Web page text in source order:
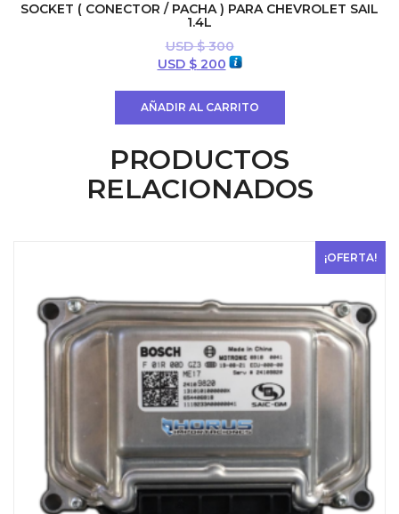
SOCKET ( CONECTOR / PACHA ) PARA CHEVROLET SAIL
1.4L
USD $300
El
era:
$ 300.
USD $200El
es:
$ 200.
AÑADIR AL CARRITO
PRODUCTOS
RELACIONADOS
¡OFERTA!